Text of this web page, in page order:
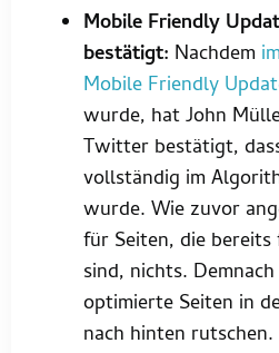
Mobile Friendly
bestätigt: Nachdem
Mobile Friendly
wurde, hat John
Twitter bestätigt,
vollständig im
wurde. Wie zuvor
für Seiten, die
sind, nichts.
optimierte Seiten in
nach hinten rutschen.